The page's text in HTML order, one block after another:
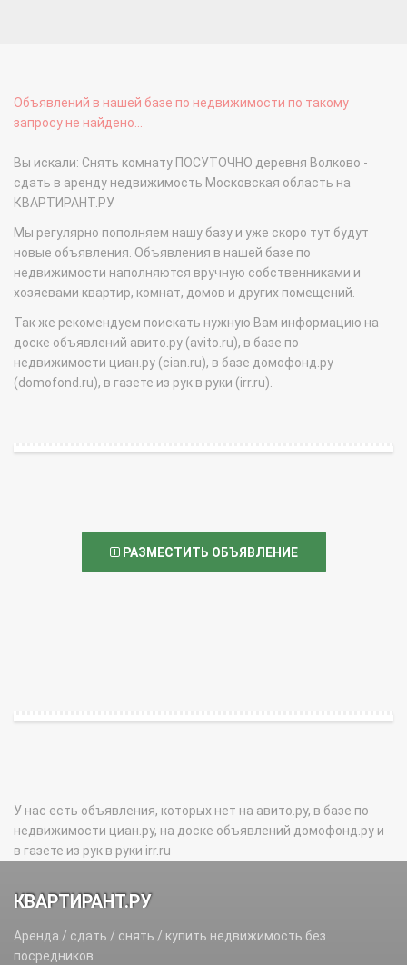
Объявлений в нашей базе по недвижимости по такому
запросу не найдено...
Вы искали: Снять комнату ПОСУТОЧНО деревня Волково -
сдать в аренду недвижимость Московская область на
КВАРТИРАНТ.РУ
Мы регулярно пополняем нашу базу и уже скоро тут будут
новые объявления. Объявления в нашей базе по
недвижимости наполняются вручную собственниками и
хозяевами квартир, комнат, домов и других помещений.
Так же рекомендуем поискать нужную Вам информацию на
доске объявлений авито.ру (avito.ru), в базе по
недвижимости циан.ру (cian.ru), в базе домофонд.ру
(domofond.ru), в газете из рук в руки (irr.ru).
РАЗМЕСТИТЬ ОБЪЯВЛЕНИЕ
У нас есть объявления, которых нет на авито.ру, в базе по
недвижимости циан.ру, на доске объявлений домофонд.ру и
в газете из рук в руки irr.ru
КВАРТИРАНТ.РУ
Аренда / сдать / снять / купить недвижимость без
посредников.